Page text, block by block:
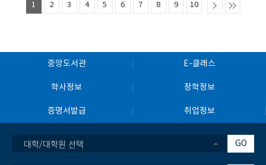
1 2 3 4 5 6 7 8 9 10
중앙도서관 E-클래스
학사정보 장학정보
증명서발급 취업정보
대학/대학원 선택 GO